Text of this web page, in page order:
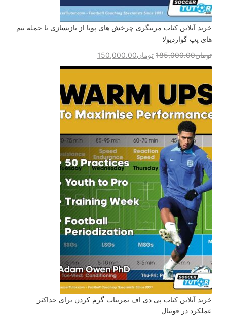
خرید آنلاین کتاب مربیگری چرخش های پویا از بازیسازی تا حمله تیم
های پپ گواردیولا
تومان185,000.00 تومان150,000.00
خرید آنلاین کتاب پی دی اف تمرینات گرم کردن برای حداکثر
عملکرد در فوتبال